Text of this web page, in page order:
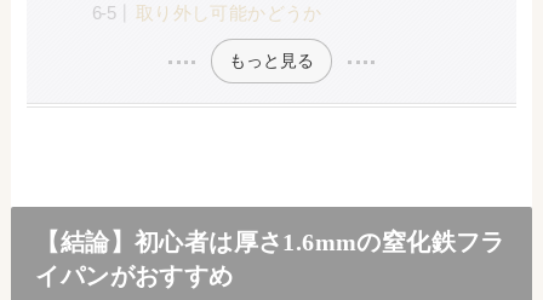
取り外し可能かどうか
もっと見る
【結論】初心者は厚さ1.6mmの窒化鉄フラ
イパンがおすすめ